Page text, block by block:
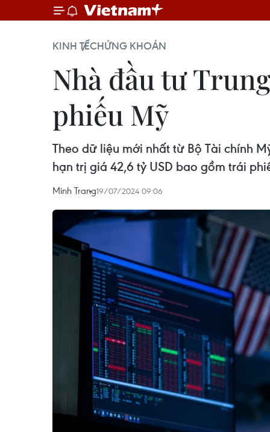
KINH TẾCHỨNG KHOÁN
Nhà đầu tư
phiếu Mỹ
Theo dữ liệu mới nhất từ Bộ Tài chính
hạn trị giá 42,6 tỷ USD bao gồm trái
Minh Trang19/07/2024 09:06